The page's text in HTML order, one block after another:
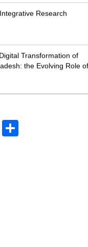
Transformation of
the Evolving Role of
Award 2023 and Quiz
2026 underway at
Email